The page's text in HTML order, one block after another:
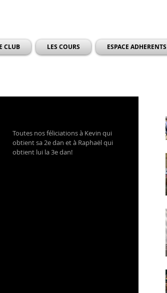
CLUB LES COURS ESPACE ADHERENTS
Toutes nos féliciations à Kevin qui
obtient sa 2e dan et à Raphaël qui
obtient lui la 3e dan!